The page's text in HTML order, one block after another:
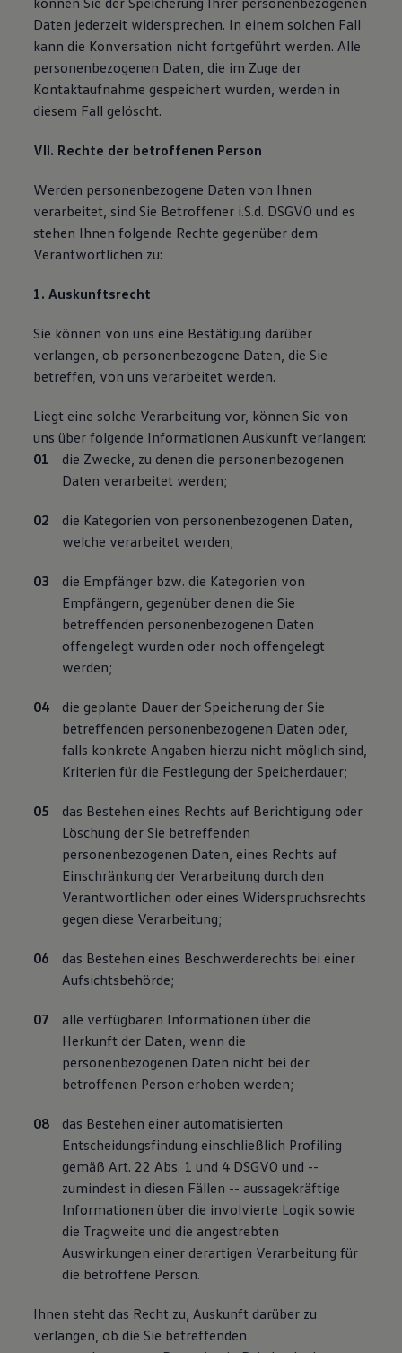
Daten jederzeit widersprechen. In einem solchen Fall
kann die Konversation nicht fortgeführt werden. Alle
personenbezogenen Daten, die im Zuge der
Kontaktaufnahme gespeichert wurden, werden in
diesem Fall gelöscht.
VII. Rechte der betroffenen Person
Werden personenbezogene Daten von Ihnen
verarbeitet, sind Sie Betroffener i.S.d. DSGVO und es
stehen Ihnen folgende Rechte gegenüber dem
Verantwortlichen zu:
1. Auskunftsrecht
Sie können von uns eine Bestätigung darüber
verlangen, ob personenbezogene Daten, die Sie
betreffen, von uns verarbeitet werden.
Liegt eine solche Verarbeitung vor, können Sie von
uns über folgende Informationen Auskunft verlangen:
die Zwecke, zu denen die personenbezogenen
Daten verarbeitet werden;
die Kategorien von personenbezogenen Daten,
welche verarbeitet werden;
die Empfänger bzw. die Kategorien von
Empfängern, gegenüber denen die Sie
betreffenden personenbezogenen Daten
offengelegt wurden oder noch offengelegt
werden;
die geplante Dauer der Speicherung der Sie
betreffenden personenbezogenen Daten oder,
falls konkrete Angaben hierzu nicht möglich sind,
Kriterien für die Festlegung der Speicherdauer;
das Bestehen eines Rechts auf Berichtigung oder
Löschung der Sie betreffenden
personenbezogenen Daten, eines Rechts auf
Einschränkung der Verarbeitung durch den
Verantwortlichen oder eines Widerspruchsrechts
gegen diese Verarbeitung;
das Bestehen eines Beschwerderechts bei einer
Aufsichtsbehörde;
alle verfügbaren Informationen über die
Herkunft der Daten, wenn die
personenbezogenen Daten nicht bei der
betroffenen Person erhoben werden;
das Bestehen einer automatisierten
Entscheidungsfindung einschließlich Profiling
gemäß Art. 22 Abs. 1 und 4 DSGVO und --
zumindest in diesen Fällen -- aussagekräftige
Informationen über die involvierte Logik sowie
die Tragweite und die angestrebten
Auswirkungen einer derartigen Verarbeitung für
die betroffene Person.
Ihnen steht das Recht zu, Auskunft darüber zu
verlangen, ob die Sie betreffenden